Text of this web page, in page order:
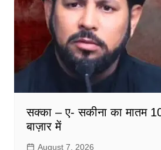
सक्का – ए- सकीना का मातम
बाज़ार में
August 7, 2026